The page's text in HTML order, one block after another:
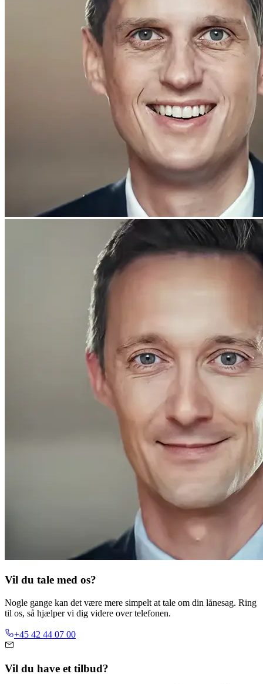
Vil du tale med os?
Nogle gange kan det være mere simpelt at tale om din lånesag. Ring
til os, så hjælper vi dig videre over telefonen.
+45 42 44 07 00
Vil du have et tilbud?